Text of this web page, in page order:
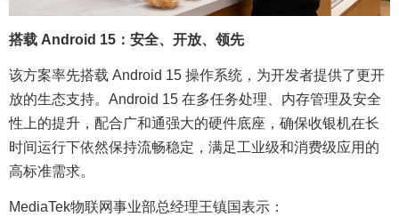
搭载 Android 15：安全、开放、领先
该方案率先搭载 Android 15 操作系统，为开发者提供了更开
放的生态支持。Android 15 在多任务处理、内存管理及安全
性上的提升，配合广和通强大的硬件底座，确保收银机在长
时间运行下依然保持流畅稳定，满足工业级和消费级应用的
高标准需求。
MediaTek物联网事业部总经理王镇国表示：